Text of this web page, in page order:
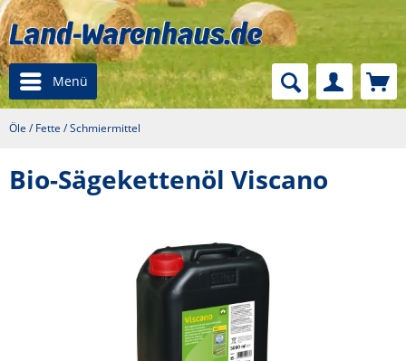
Menü
Öle / Fette / Schmiermittel
Bio-Sägekettenöl Viscano